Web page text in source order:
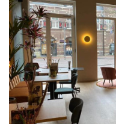
Eten
Drinken
Slapen
Recreatief
Winkels